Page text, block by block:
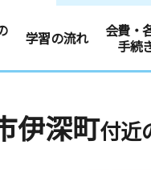
学習の流れ
会費・
手続
伊深町付近